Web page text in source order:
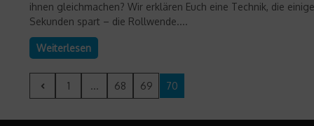
ihnen gleichmachen? Wir erklären Euch eine Technik, die einige
Sekunden spart – die Rollwende....
Weiterlesen
1 ... 68 69 70